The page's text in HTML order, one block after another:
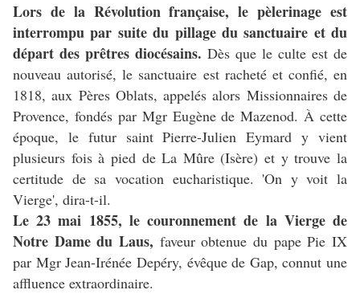
Lors de la Révolution française, le pèlerinage est
interrompu par suite du pillage du sanctuaire et du
départ des prêtres diocésains. Dès que le culte est de
nouveau autorisé, le sanctuaire est racheté et confié, en
1818, aux Pères Oblats, appelés alors Missionnaires de
Provence, fondés par Mgr Eugène de Mazenod. À cette
époque, le futur saint Pierre-Julien Eymard y vient
plusieurs fois à pied de La Mûre (Isère) et y trouve la
certitude de sa vocation eucharistique. 'On y voit la
Vierge', dira-t-il.
Le 23 mai 1855, le couronnement de la Vierge de
Notre Dame du Laus, faveur obtenue du pape Pie IX
par Mgr Jean-Irénée Depéry, évêque de Gap, connut une
affluence extraordinaire.